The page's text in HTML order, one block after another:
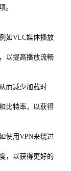
。
如VLC媒体播放
以提高播放流畅
而减少加载时
比特率，以获得
使用VPN来绕过
，以获得更好的